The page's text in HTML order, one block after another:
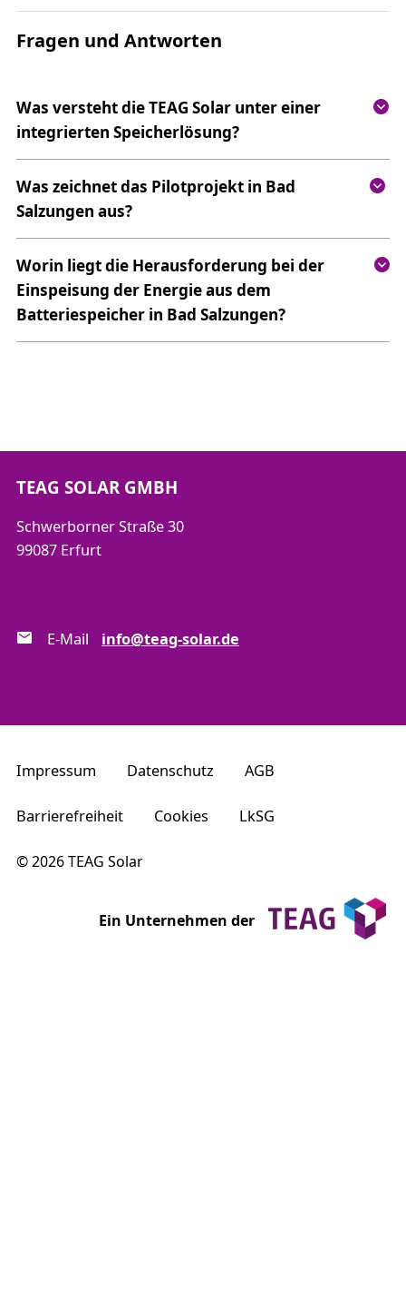
Fragen und Antworten
Was versteht die TEAG Solar unter einer
integrierten Speicherlösung?
Was zeichnet das Pilotprojekt in Bad
Salzungen aus?
Worin liegt die Herausforderung bei der
Einspeisung der Energie aus dem
Batteriespeicher in Bad Salzungen?
TEAG SOLAR GMBH
Schwerborner Straße 30
99087 Erfurt
E-Mail info@teag-solar.de
Impressum Datenschutz AGB
Barrierefreiheit Cookies LkSG
© 2026 TEAG Solar
Ein Unternehmen der